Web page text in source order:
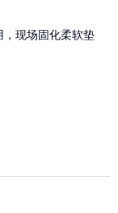
现场固化柔软垫